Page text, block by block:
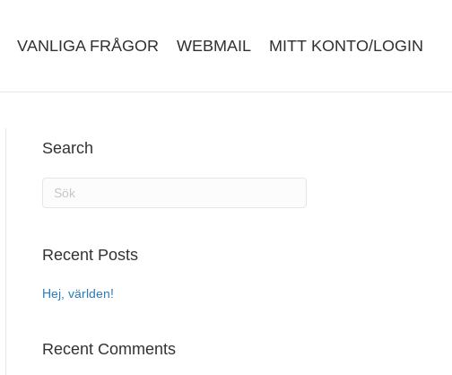
VANLIGA FRÅGOR WEBMAIL MITT KONTO/LOGIN
Search
Recent Posts
Hej, världen!
Recent Comments